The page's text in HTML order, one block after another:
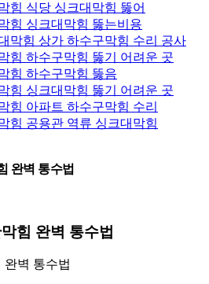
힘 식당 싱크대막힘 뚫어
힘 싱크대막힘 뚫는비용
막힘 상가 하수구막힘 수리 공사
힘 하수구막힘 뚫기 어려운 곳
힘 하수구막힘 뚫음
힘 싱크대막힘 뚫기 어려운 곳
힘 아파트 하수구막힘 수리
힘 공용관 역류 싱크대막힘
완벽 통수법
힘 완벽 통수법
완벽 통수법